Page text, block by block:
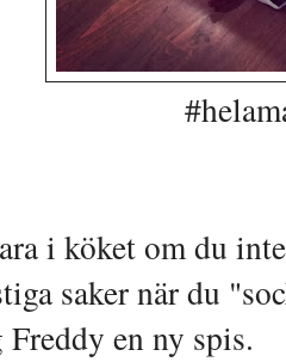
i köket om du
saker när du
en ny spis.